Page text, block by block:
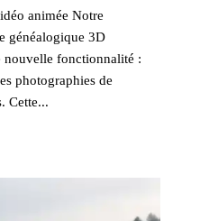
animée Notre
généalogique 3D
nouvelle fonctionnalité :
photographies de
Cette...